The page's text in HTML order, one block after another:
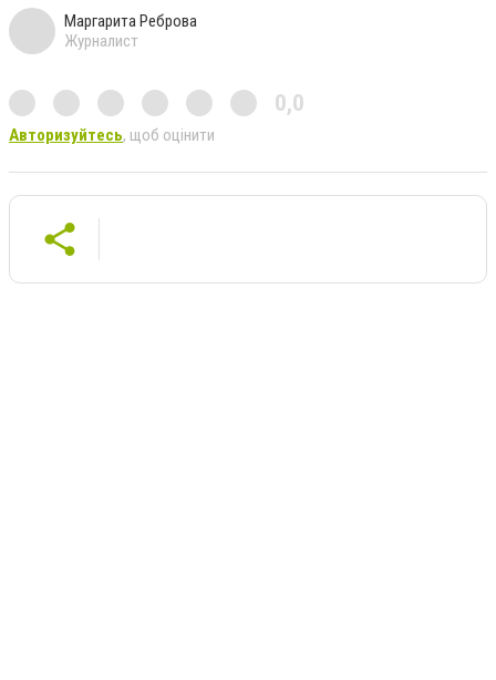
Маргарита Реброва
Журналист
0,0
Авторизуйтесь, щоб оцінити